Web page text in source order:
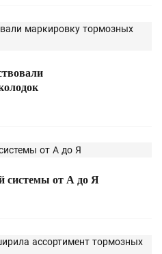
системы от А до Я